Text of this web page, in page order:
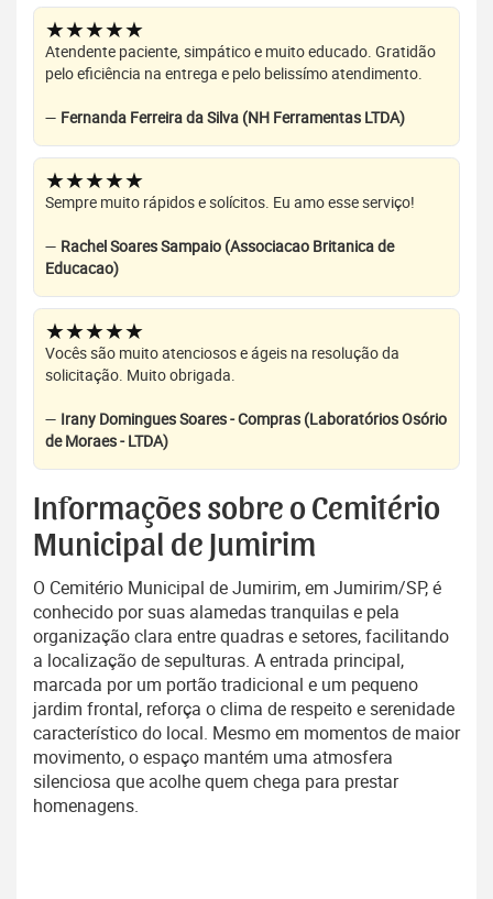
★★★★★
Atendente paciente, simpático e muito educado. Gratidão
pelo eficiência na entrega e pelo belissímo atendimento.
— Fernanda Ferreira da Silva (NH Ferramentas LTDA)
★★★★★
Sempre muito rápidos e solícitos. Eu amo esse serviço!
— Rachel Soares Sampaio (Associacao Britanica de
Educacao)
★★★★★
Vocês são muito atenciosos e ágeis na resolução da
solicitação. Muito obrigada.
— Irany Domingues Soares - Compras (Laboratórios Osório
de Moraes - LTDA)
Informações sobre o Cemitério
Municipal de Jumirim
O Cemitério Municipal de Jumirim, em Jumirim/SP, é
conhecido por suas alamedas tranquilas e pela
organização clara entre quadras e setores, facilitando
a localização de sepulturas. A entrada principal,
marcada por um portão tradicional e um pequeno
jardim frontal, reforça o clima de respeito e serenidade
característico do local. Mesmo em momentos de maior
movimento, o espaço mantém uma atmosfera
silenciosa que acolhe quem chega para prestar
homenagens.